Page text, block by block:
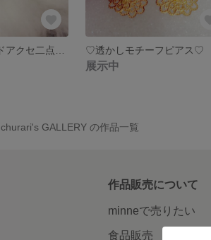
展示中
churari's GALLERY の作品一覧
作品販売について
minneで売りたい
食品販売